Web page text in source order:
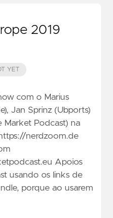
2019
YET
com o Marius
Jan Sprinz (Ubports)
Market Podcast) na
nerdzoom.de
Apoios
usando os links de
porque ao usarem